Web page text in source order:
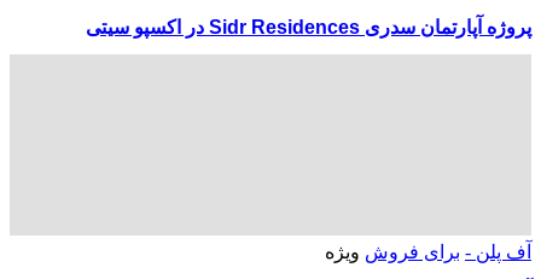
پروژه آپارتمان سدری Sidr Residences در اکسپو سیتی
آف پلن - برای فروش ویژه